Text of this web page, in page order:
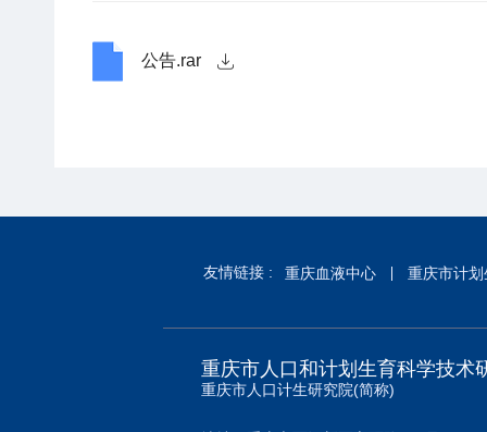
公告.rar
友情链接 : 重庆血液中心 重庆市计
重庆市人口和计划生育科学技术
重庆市人口计生研究院(简称)